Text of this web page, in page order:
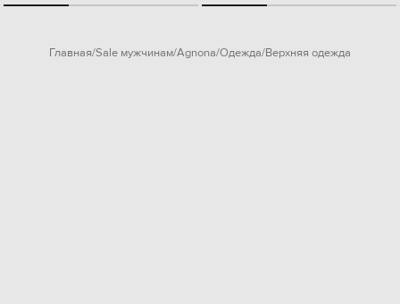
Главная Sale мужчинам Agnona Одежда Верхняя одежда